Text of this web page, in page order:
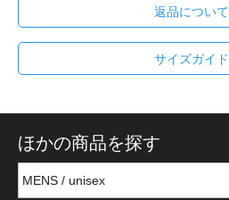
返品について
サイズガイド
ほかの商品を探す